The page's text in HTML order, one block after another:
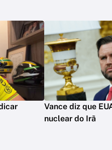
Vance diz que
nuclear do Irã